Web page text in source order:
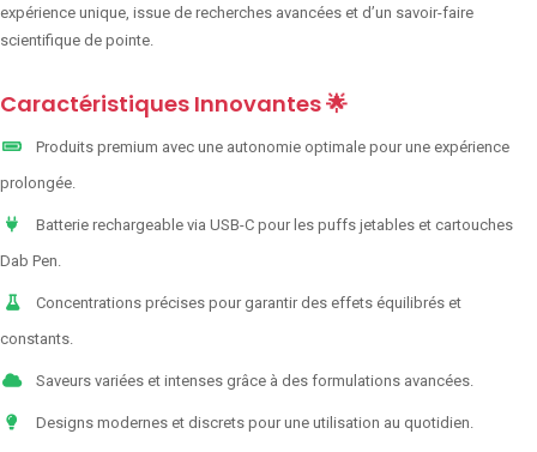
expérience unique, issue de recherches avancées et d’un savoir-faire
scientifique de pointe.
Caractéristiques Innovantes 🌟
Produits premium avec une autonomie optimale pour une expérience
prolongée.
Batterie rechargeable via USB-C pour les puffs jetables et cartouches
Dab Pen.
Concentrations précises pour garantir des effets équilibrés et
constants.
Saveurs variées et intenses grâce à des formulations avancées.
Designs modernes et discrets pour une utilisation au quotidien.